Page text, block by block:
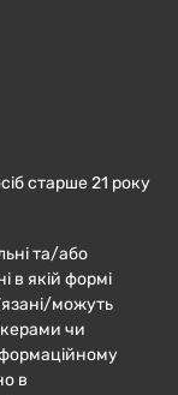
старше 21 року
та/або
в якій формі
можуть
чи
в